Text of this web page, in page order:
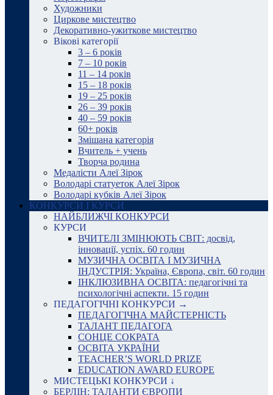
Художники
Циркове мистецтво
Декоративно-ужиткове мистецтво
Вікові категорії
3 – 6 років
7 – 10 років
11 – 14 років
15 – 18 років
19 – 25 років
26 – 39 років
40 – 59 років
60+ років
Змішана категорія
Вчитель + учень
Творча родина
Медалісти Алеї Зірок
Володарі статуеток Алеї Зірок
Володарі кубків Алеї Зірок
КОНКУРСИ І КУРСИ
НАЙБЛИЖЧІ КОНКУРСИ
КУРСИ
ВЧИТЕЛІ ЗМІНЮЮТЬ СВІТ: досвід,
інновації, успіх. 60 годин
МУЗИЧНА ОСВІТА І МУЗИЧНА
ІНДУСТРІЯ: Україна, Європа, світ. 60 годин
ІНКЛЮЗИВНА ОСВІТА: педагогічні та
психологічні аспекти. 15 годин
ПЕДАГОГІЧНІ КОНКУРСИ →
ПЕДАГОГІЧНА МАЙСТЕРНІСТЬ
ТАЛАНТ ПЕДАГОГА
СОНЦЕ СОКРАТА
ОСВІТА УКРАЇНИ
TEACHER’S WORLD PRIZE
EDUCATION AWARD EUROPE
МИСТЕЦЬКІ КОНКУРСИ ↓
БЕРЛІН: ТАЛАНТИ ЄВРОПИ